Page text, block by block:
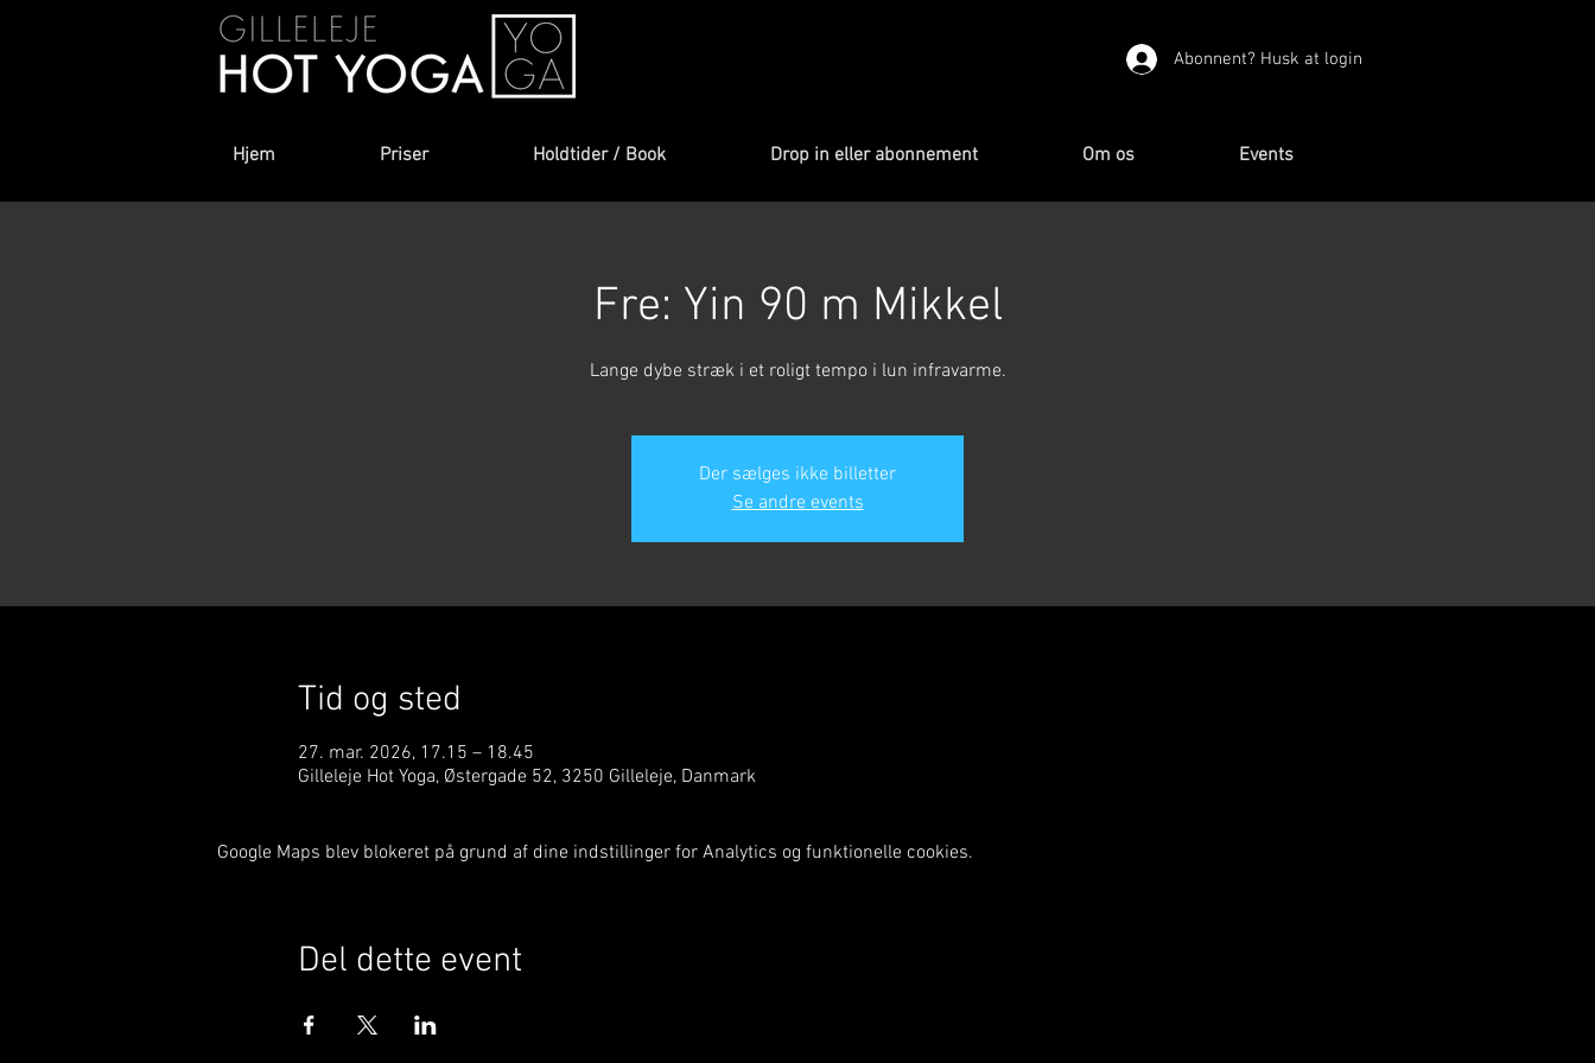
Abonnent? Husk at login
Hjem Priser Holdtider / Book Drop in eller abonnement Om os Events
Fre: Yin 90 m Mikkel
Lange dybe stræk i et roligt tempo i lun infravarme.
Der sælges ikke billetter
Se andre events
Tid og sted
27. mar. 2026, 17.15 – 18.45
Gilleleje Hot Yoga, Østergade 52, 3250 Gilleleje, Danmark
Google Maps blev blokeret på grund af dine indstillinger for Analytics og funktionelle cookies.
Del dette event